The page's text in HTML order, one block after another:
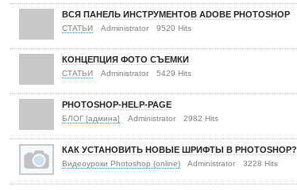
ВСЯ ПАНЕЛЬ ИНСТРУМЕНТОВ ADOBE PHOTOSHOP
СТАТЬИ Administrator 9520 Hits
КОНЦЕПЦИЯ ФОТО СЪЕМКИ
СТАТЬИ Administrator 5429 Hits
PHOTOSHOP-HELP-PAGE
БЛОГ [админа] Administrator 2982 Hits
КАК УСТАНОВИТЬ НОВЫЕ ШРИФТЫ В PHOTOSHOP?
Видеоуроки Photoshop (online) Administrator 3228 Hits